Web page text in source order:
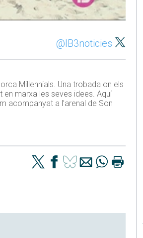
@IB3noticies
Millennials. Una trobada on els
marxa les seves idees. Aquí
acompanyat a l’arenal de Son